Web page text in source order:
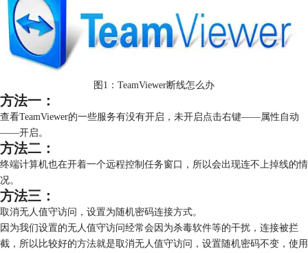
图1：TeamViewer断线怎么办
方法一：
查看TeamViewer的一些服务有没有开启，未开启点击右键——属性自动
——开启。
方法二：
终端计算机也在开着一个远程控制任务窗口，所以会出现连不上掉线的情
况。
方法三：
取消无人值守访问，设置为随机密码连接方式。
因为我们设置的无人值守访问经常会因为杀毒软件等的干扰，连接被拦
截，所以比较好的方法就是取消无人值守访问，设置随机密码不变，使用